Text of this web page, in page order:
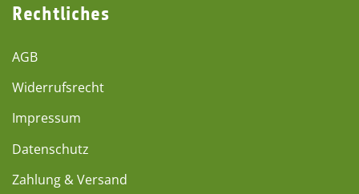
Rechtliches
AGB
Widerrufsrecht
Impressum
Datenschutz
Zahlung & Versand